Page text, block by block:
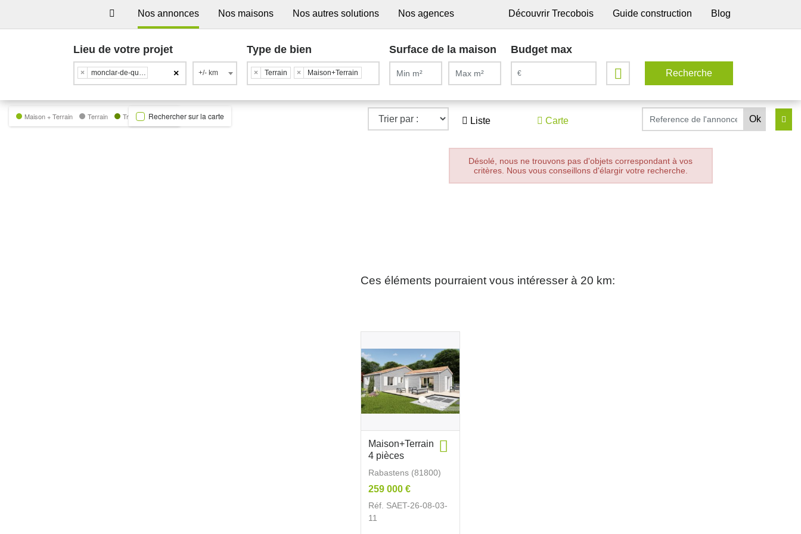
Nos annonces Nos maisons Nos autres solutions Nos agences Découvrir Trecobois Guide construction Blog
Lieu de votre projet
×
× monclar-de-quercy +/- km
Type de bien
× Terrain × Maison+Terrain
Surface de la maison Budget max
Liste Carte
Maison + Terrain Terrain Trecobat GreenRechercher sur la carte
Désolé, nous ne trouvons pas d'objets correspondant à vos
critères. Nous vous conseillons d'élargir votre recherche.
Ces éléments pourraient vous intéresser à 20 km:
Maison+Terrain
4 pièces
Rabastens (81800)
259 000 €
Réf. SAET-26-08-03-
11